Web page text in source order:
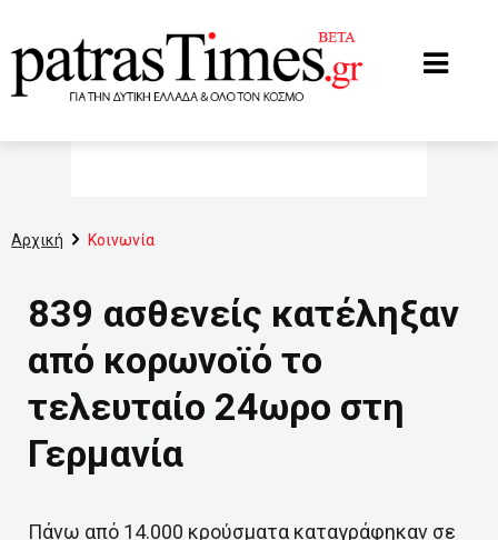
Αρχική Κοινωνία
839 ασθενείς κατέληξαν
από κορωνοϊό το
τελευταίο 24ωρο στη
Γερμανία
Πάνω από 14.000 κρούσματα καταγράφηκαν σε